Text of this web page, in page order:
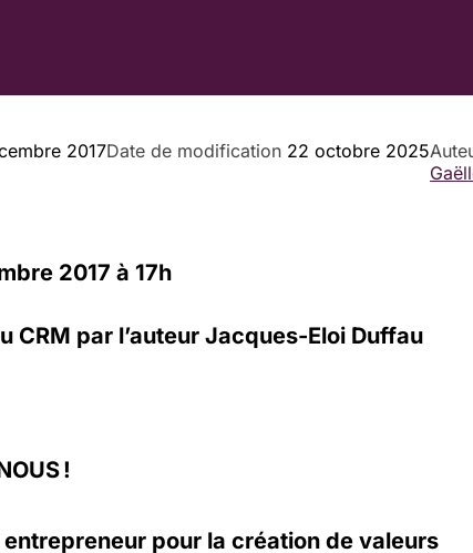
2017Date de modification 22 octobre 2025
2017 à 17h
CRM par l’auteur Jacques-Eloi Duffau
!
entrepreneur pour la création de valeurs